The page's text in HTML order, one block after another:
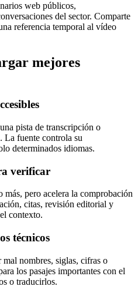
web públicos,
del sector. Comparte
referencia temporal al vídeo
mejores
pista de transcripción o
La fuente controla su
determinados idiomas.
verificar
pero acelera la comprobación
citas, revisión editorial y
contexto.
técnicos
nombres, siglas, cifras o
los pasajes importantes con el
o traducirlos.